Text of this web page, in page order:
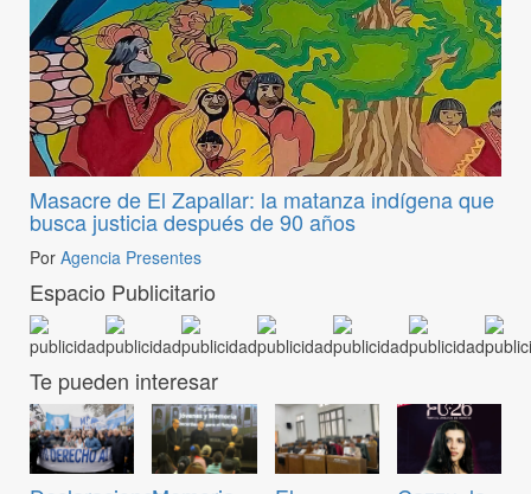
Masacre de El Zapallar: la matanza indígena que
busca justicia después de 90 años
Por Agencia Presentes
Espacio Publicitario
Te pueden interesar